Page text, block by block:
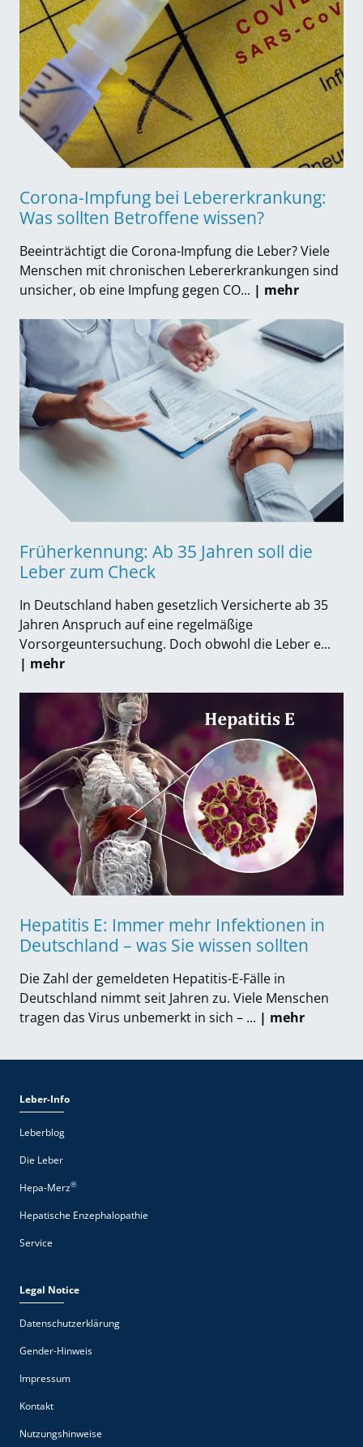
Corona-Impfung bei Lebererkrankung:
Was sollten Betroffene wissen?
Beeinträchtigt die Corona-Impfung die Leber? Viele
Menschen mit chronischen Lebererkrankungen sind
unsicher, ob eine Impfung gegen CO... | mehr
Früherkennung: Ab 35 Jahren soll die
Leber zum Check
In Deutschland haben gesetzlich Versicherte ab 35
Jahren Anspruch auf eine regelmäßige
Vorsorgeuntersuchung. Doch obwohl die Leber e...
| mehr
Hepatitis E: Immer mehr Infektionen in
Deutschland – was Sie wissen sollten
Die Zahl der gemeldeten Hepatitis-E-Fälle in
Deutschland nimmt seit Jahren zu. Viele Menschen
tragen das Virus unbemerkt in sich – ... | mehr
Leber-Info
Leberblog
Die Leber
Hepa-Merz®
Hepatische Enzephalopathie
Service
Legal Notice
Datenschutzerklärung
Gender-Hinweis
Impressum
Kontakt
Nutzungshinweise